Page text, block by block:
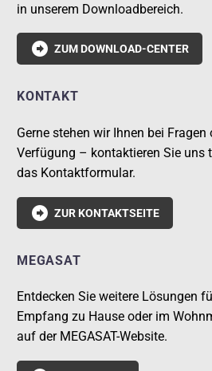
in unserem Downloadbereich.
 ZUM DOWNLOAD-CENTER
KONTAKT
Gerne stehen wir Ihnen bei Fragen
Verfügung – kontaktieren Sie uns
das Kontaktformular.
 ZUR KONTAKTSEITE
MEGASAT
Entdecken Sie weitere Lösungen
Empfang zu Hause oder im
auf der MEGASAT-Website.